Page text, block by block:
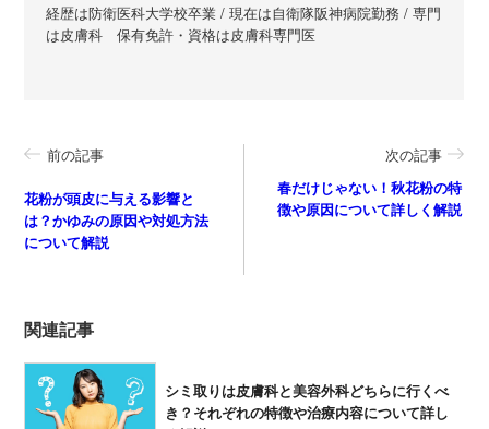
経歴は防衛医科大学校卒業 / 現在は自衛隊阪神病院勤務 / 専門
は皮膚科 保有免許・資格は皮膚科専門医
前の記事
花粉が頭皮に与える影響と
は？かゆみの原因や対処方法
について解説
次の記事
春だけじゃない！秋花粉の特
徴や原因について詳しく解説
関連記事
シミ取りは皮膚科と美容外科どちらに行くべ
き？それぞれの特徴や治療内容について詳し